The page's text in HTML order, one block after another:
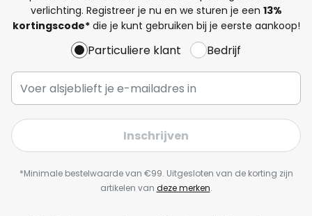
verlichting. Registreer je nu en we sturen je een 13%
kortingscode*die je kunt gebruiken bij je eerste aankoop!
Particuliere klant Bedrijf
Inschrijven
*Minimale bestelwaarde van €99. Uitgesloten van de korting zijn
artikelen van deze merken.